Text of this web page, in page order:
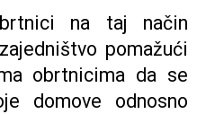
na taj način
pomažući
obrtnicima da se
domove odnosno